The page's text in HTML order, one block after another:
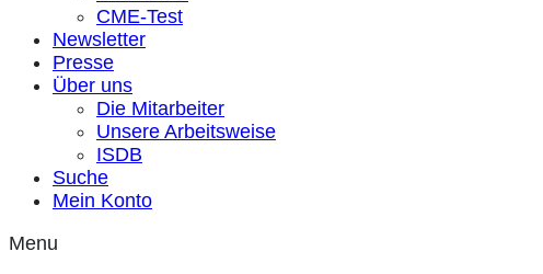
CME-Test
Newsletter
Presse
Über uns
Die Mitarbeiter
Unsere Arbeitsweise
ISDB
Suche
Mein Konto
Menu